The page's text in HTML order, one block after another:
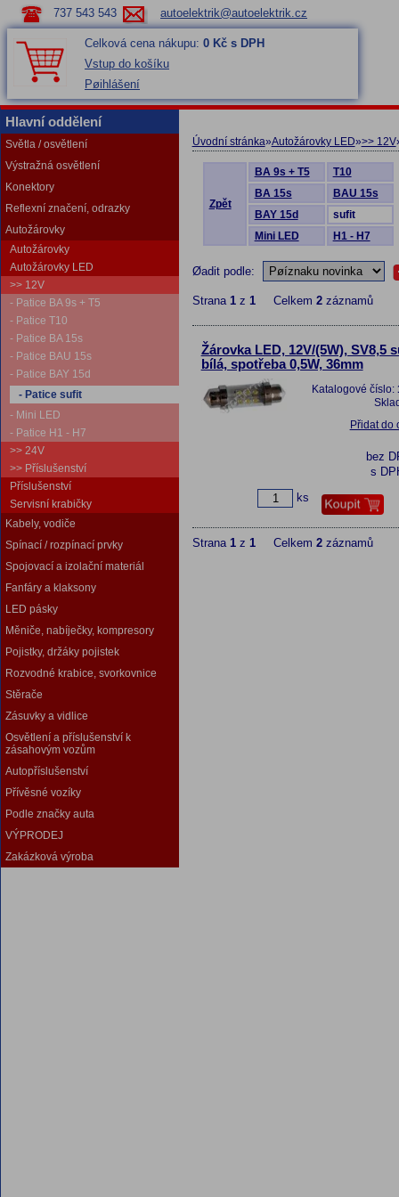
737 543 543 autoelektrik@autoelektrik.cz
Celková cena nákupu: 0 Kč s DPH
Vstup do košíku
Pøihlášení
Hlavní oddělení
Světla / osvětlení
Výstražná osvětlení
Konektory
Reflexní značení, odrazky
Autožárovky
Autožárovky
Autožárovky LED
>> 12V
- Patice BA 9s + T5
- Patice T10
- Patice BA 15s
- Patice BAU 15s
- Patice BAY 15d
- Patice sufit
- Mini LED
- Patice H1 - H7
>> 24V
>> Příslušenství
Příslušenství
Servisní krabičky
Kabely, vodiče
Spínací / rozpínací prvky
Spojovací a izolační materiál
Fanfáry a klaksony
LED pásky
Měniče, nabíječky, kompresory
Pojistky, držáky pojistek
Rozvodné krabice, svorkovnice
Stěrače
Zásuvky a vidlice
Osvětlení a příslušenství k
zásahovým vozům
Autopříslušenství
Přívěsné vozíky
Podle značky auta
VÝPRODEJ
Zakázková výroba
Úvodní stránka»Autožárovky LED»>> 12V
Zpět
BA 9s + T5
T10
BA 15s
BAU 15s
BAY 15d
sufit
Mini LED
H1 - H7
Øadit podle:
Strana 1z 1Celkem 2záznamů
Žárovka LED, 12V/(5W), SV8,5
bílá, spotřeba 0,5W, 36mm
Katalogové číslo:
Přidat do
bez
s
ks
Strana 1z 1Celkem 2záznamů